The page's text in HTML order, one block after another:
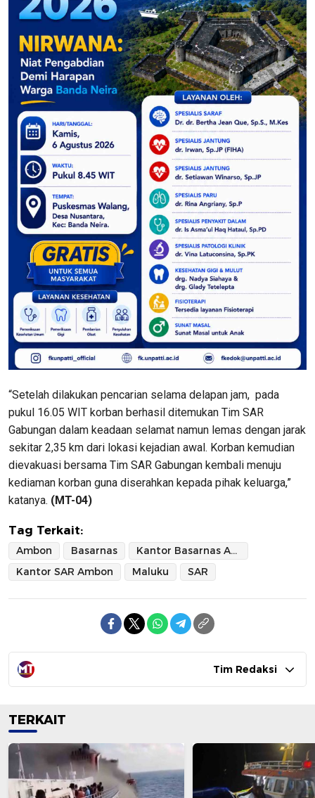
“Setelah dilakukan pencarian selama delapan jam, pada
pukul 16.05 WIT korban berhasil ditemukan Tim SAR
Gabungan dalam keadaan selamat namun lemas dengan jarak
sekitar 2,35 km dari lokasi kejadian awal. Korban kemudian
dievakuasi bersama Tim SAR Gabungan kembali menuju
kediaman korban guna diserahkan kepada pihak keluarga,”
katanya. (MT-04)
Tag Terkait:
Ambon Basarnas
Kantor Basarnas Ambon
Kantor SAR Ambon
Maluku SAR
Tim Redaksi
TERKAIT